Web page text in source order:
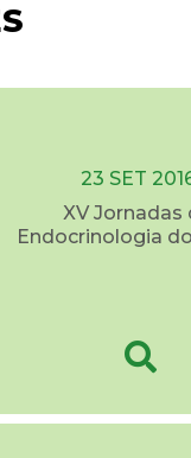
23 SET
XV Jornadas
Endocrinologia